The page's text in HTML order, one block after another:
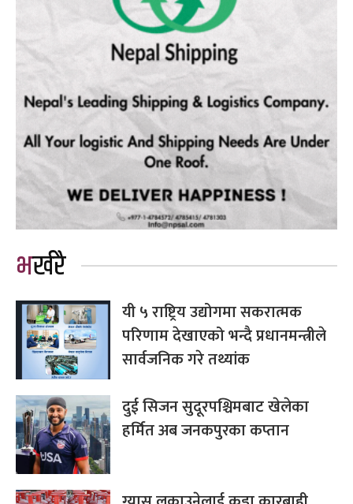
भर्खरै
यी ५ राष्ट्रिय उद्योगमा सकरात्मक
परिणाम देखाएको भन्दै प्रधानमन्त्रीले
सार्वजनिक गरे तथ्यांक
दुई सिजन सुदूरपश्चिमबाट खेलेका
हर्मित अब जनकपुरका कप्तान